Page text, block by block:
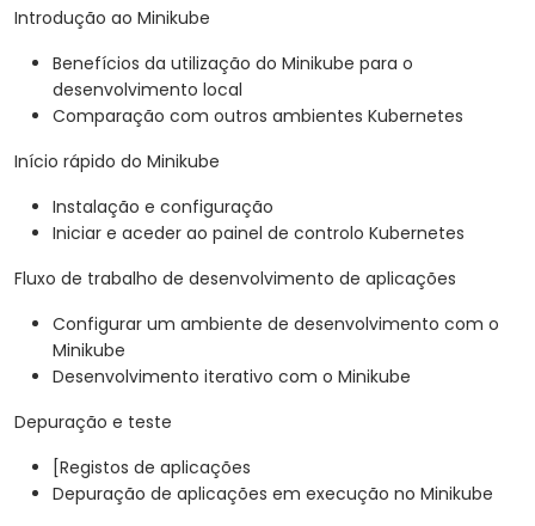
Introdução ao Minikube
Benefícios da utilização do Minikube para o
desenvolvimento local
Comparação com outros ambientes Kubernetes
Início rápido do Minikube
Instalação e configuração
Iniciar e aceder ao painel de controlo Kubernetes
Fluxo de trabalho de desenvolvimento de aplicações
Configurar um ambiente de desenvolvimento com o
Minikube
Desenvolvimento iterativo com o Minikube
Depuração e teste
[Registos de aplicações
Depuração de aplicações em execução no Minikube